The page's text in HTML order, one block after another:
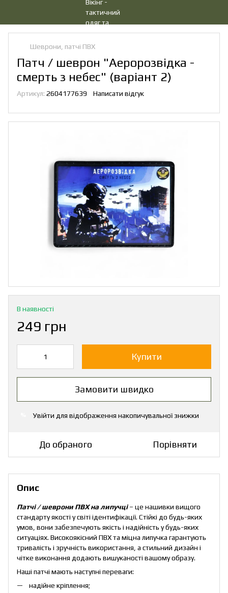
Шеврони, патчі ПВХ
Патч / шеврон "Аеророзвідка -
смерть з небес" (варіант 2)
Артикул: 2604177639 Написати відгук
В наявності
249 грн
Купити
Замовити швидко
Увійти для відображення накопичувальної знижки
До обраного Порівняти
Опис
Патчі / шеврони ПВХ на липучці– це нашивки вищого
стандарту якості у світі ідентифікації. Стійкі до будь-яких
умов, вони забезпечують якість і надійність у будь-яких
ситуаціях. Високоякісний ПВХ та міцна липучка гарантують
тривалість і зручність використання, а стильний дизайн і
чітке виконання додають вишуканості вашому образу.
Наші патчі мають наступні переваги:
надійне кріплення;